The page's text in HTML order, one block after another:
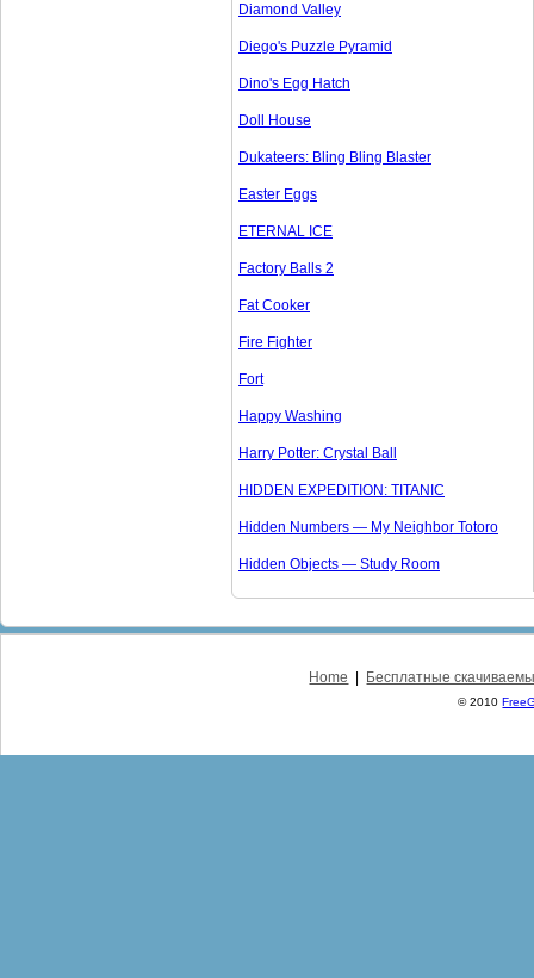
Diamond Valley
Diego's Puzzle Pyramid
Dino's Egg Hatch
Doll House
Dukateers: Bling Bling Blaster
Easter Eggs
ETERNAL ICE
Factory Balls 2
Fat Cooker
Fire Fighter
Fort
Happy Washing
Harry Potter: Crystal Ball
HIDDEN EXPEDITION: TITANIC
Hidden Numbers — My Neighbor Totoro
Hidden Objects — Study Room
Home Бесплатные
© 2010